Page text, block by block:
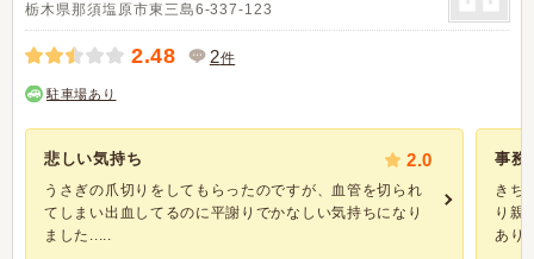
栃木県那須塩原市東三島6-337-123
2.48 2件
駐車場あり
悲しい気持ち 2.0
うさぎの爪切りをしてもらったのですが、血管を切られ
てしまい出血してるのに平謝りでかなしい気持ちになり
ました.....
事務
きち
り親
あり